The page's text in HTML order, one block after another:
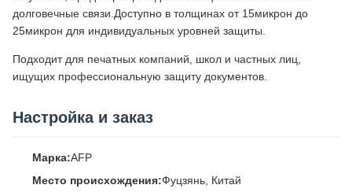
долговечные связи.Доступно в толщинах от 15микрон до
25микрон для индивидуальных уровней защиты.
Подходит для печатных компаний, школ и частных лиц,
ищущих профессиональную защиту документов.
Настройка и заказ
Марка:AFP
Место происхождения:Фуцзянь, Китай